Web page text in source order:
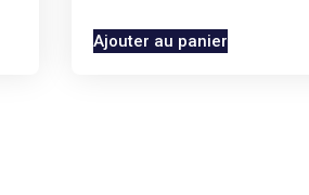
Ajouter au panier